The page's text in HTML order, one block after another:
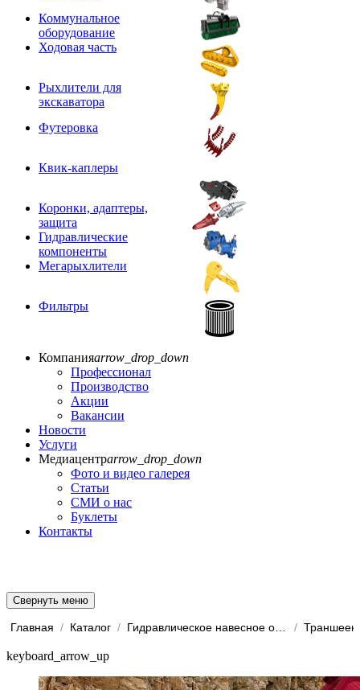
Коммунальное
оборудование
Ходовая часть
Рыхлители для
экскаватора
Футеровка
Квик-каплеры
Коронки, адаптеры,
защита
Гидравлические
компоненты
Мегарыхлители
Фильтры
Компанияarrow_drop_down
Профессионал
Производство
Акции
Вакансии
Новости
Услуги
Медиацентрarrow_drop_down
Фото и видео галерея
Статьи
СМИ о нас
Буклеты
Контакты
Свернуть меню
Главная / Каталог / /
keyboard_arrow_up